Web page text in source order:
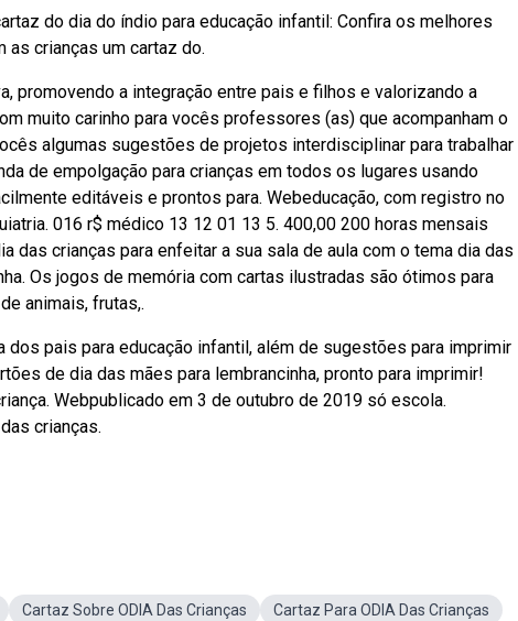
do dia do índio para educação infantil: Confira os melhores
crianças um cartaz do.
promovendo a integração entre pais e filhos e valorizando a
muito carinho para vocês professores (as) que acompanham o
algumas sugestões de projetos interdisciplinar para trabalhar
de empolgação para crianças em todos os lugares usando
editáveis e prontos para. Webeducação, com registro no
016 r$ médico 13 12 01 13 5. 400,00 200 horas mensais
das crianças para enfeitar a sua sala de aula com o tema dia das
Os jogos de memória com cartas ilustradas são ótimos para
animais, frutas,.
pais para educação infantil, além de sugestões para imprimir
de dia das mães para lembrancinha, pronto para imprimir!
Webpublicado em 3 de outubro de 2019 só escola.
crianças.
Cartaz Sobre ODIA Das Crianças
Cartaz Para ODIA Das Crianças